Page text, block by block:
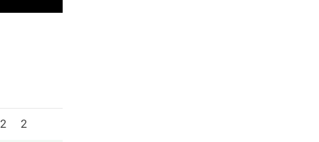
2 2